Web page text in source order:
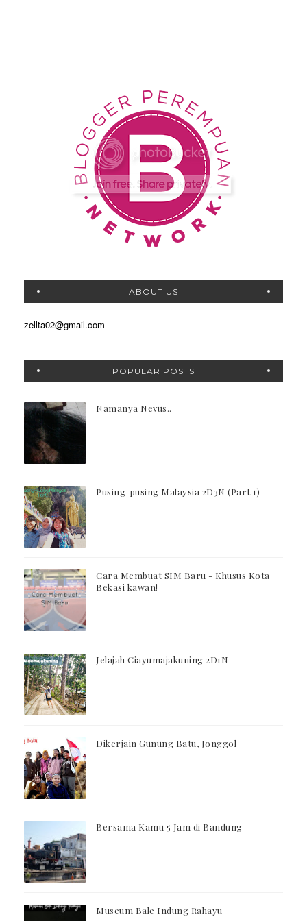
ABOUT US
zellta02@gmail.com
POPULAR POSTS
Namanya Nevus..
Pusing-pusing Malaysia 2D3N (Part 1)
Cara Membuat SIM Baru - Khusus Kota
Bekasi kawan!
Jelajah Ciayumajakuning 2D1N
Dikerjain Gunung Batu, Jonggol
Bersama Kamu 5 Jam di Bandung
Museum Bale Indung Rahayu